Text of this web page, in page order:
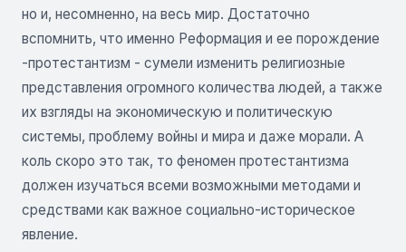
но и, несомненно, на весь мир. Достаточно
вспомнить, что именно Реформация и ее порождение
-протестантизм - сумели изменить религиозные
представления огромного количества людей, а также
их взгляды на экономическую и политическую
системы, проблему войны и мира и даже морали. А
коль скоро это так, то феномен протестантизма
должен изучаться всеми возможными методами и
средствами как важное социально-историческое
явление.